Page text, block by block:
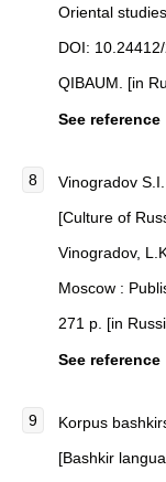
Oriental
DOI:
QIBAUM. [in
See reference
Vinogradov
[Culture of
Vinogradov,
Moscow :
271 p. [in
See reference
Korpus
[Bashkir